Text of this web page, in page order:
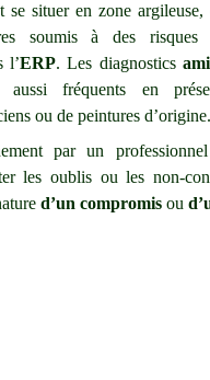
se situer en zone argileuse,
soumis à des risques
l’ERP. Les diagnostics
aussi fréquents en
ou de peintures d’origine.
par un
les oublis ou les non-
d’un compromis ou